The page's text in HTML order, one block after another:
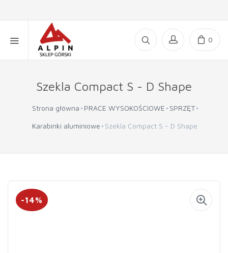
0
Szekla Compact S - D Shape
Strona główna PRACE WYSOKOŚCIOWE SPRZĘT
Karabinki aluminiowe Szekla Compact S - D Shape
-14%